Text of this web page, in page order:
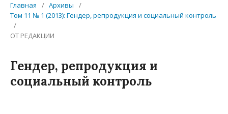
Главная / Архивы
/
Том 11 № 1 (2013): Гендер, репродукция и социальный контроль
/
ОТ РЕДАКЦИИ
Гендер, репродукция и
социальный контроль